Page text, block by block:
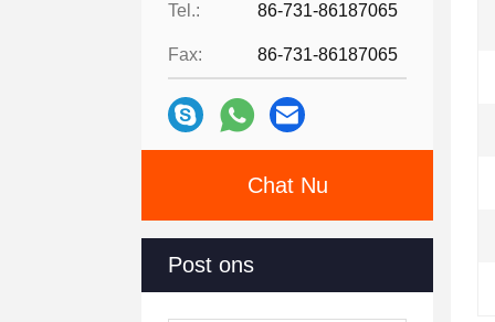
Tel.: 86-731-86187065
Fax: 86-731-86187065
Chat Nu
Post ons